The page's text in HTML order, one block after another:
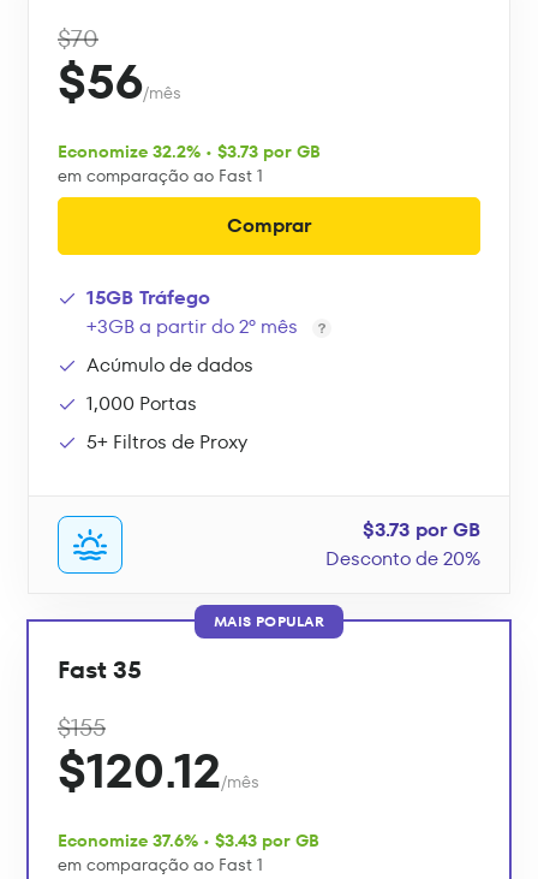
$70
$56/mês
Economize 32.2% • $3.73 por GB
em comparação ao Fast 1
Comprar
15GB Tráfego
+3GB a partir do 2º mês
Acúmulo de dados
1,000 Portas
5+ Filtros de Proxy
$3.73 por GB
Desconto de 20%
MAIS POPULAR
Fast 35
$155
$120.12/mês
Economize 37.6% • $3.43 por GB
em comparação ao Fast 1